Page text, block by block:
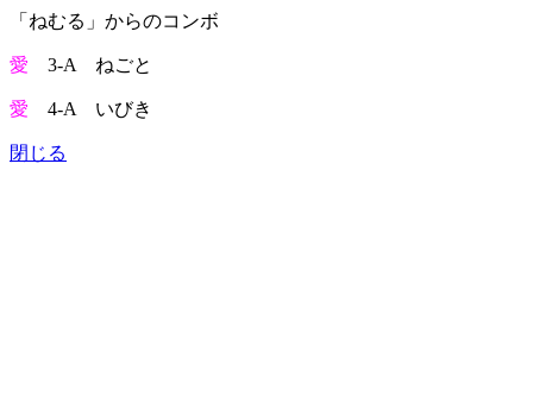
「ねむる」からのコンボ
愛 3-A ねごと
愛 4-A いびき
閉じる